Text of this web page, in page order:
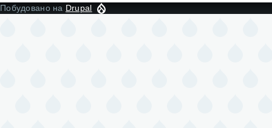
Побудовано на Drupal